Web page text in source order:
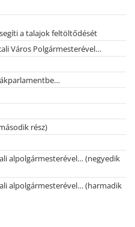
a talajok feltöltődését
Város Polgármesterével…
rész)
alpolgármesterével… (negyedik
alpolgármesterével… (harmadik